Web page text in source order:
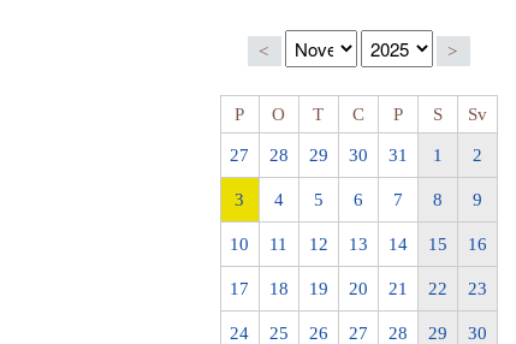
< >
P O T C P S Sv
27 28 29 30 31 1 2
3 4 5 6 7 8 9
10 11 12 13 14 15 16
17 18 19 20 21 22 23
24 25 26 27 28 29 30